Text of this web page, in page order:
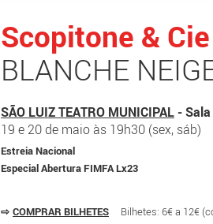
Scopitone &
BLANCHE
SÃO LUIZ TEATRO MUNICIPAL -
19 e 20 de maio às 19h30 (sex, sáb)
Estreia Nacional
Especial Abertura FIMFA Lx23
⇨ COMPRAR BILHETES
Bilhetes: 6€ a 12€